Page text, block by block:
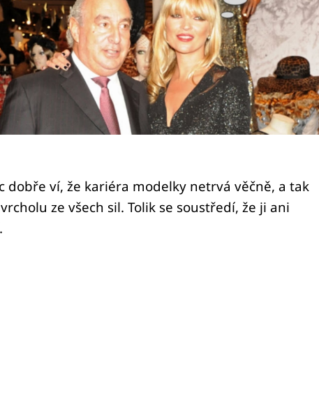
dobře ví, že kariéra modelky netrvá věčně, a tak
ze všech sil. Tolik se soustředí, že ji ani